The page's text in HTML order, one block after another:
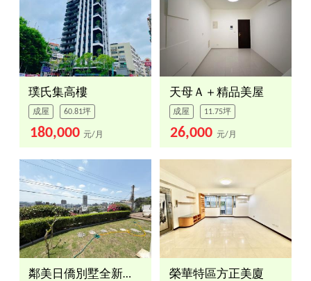
璞氏集高樓
成屋 60.81坪
180,000 元/月
天母Ａ＋精品美屋
成屋 11.75坪
26,000 元/月
鄰美日僑別墅全新裝潢 榮華特區方正美廈